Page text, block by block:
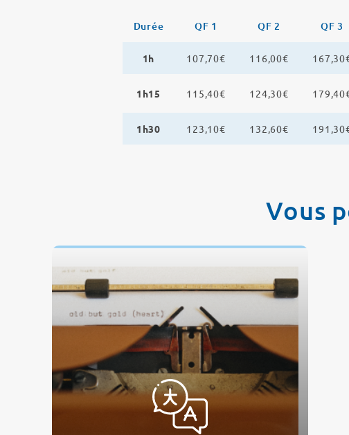
Durée QF 1 QF 2 QF 3
1h 107,70€ 116,00€
1h15 115,40€ 124,30€
1h30 123,10€ 132,60€
Vous